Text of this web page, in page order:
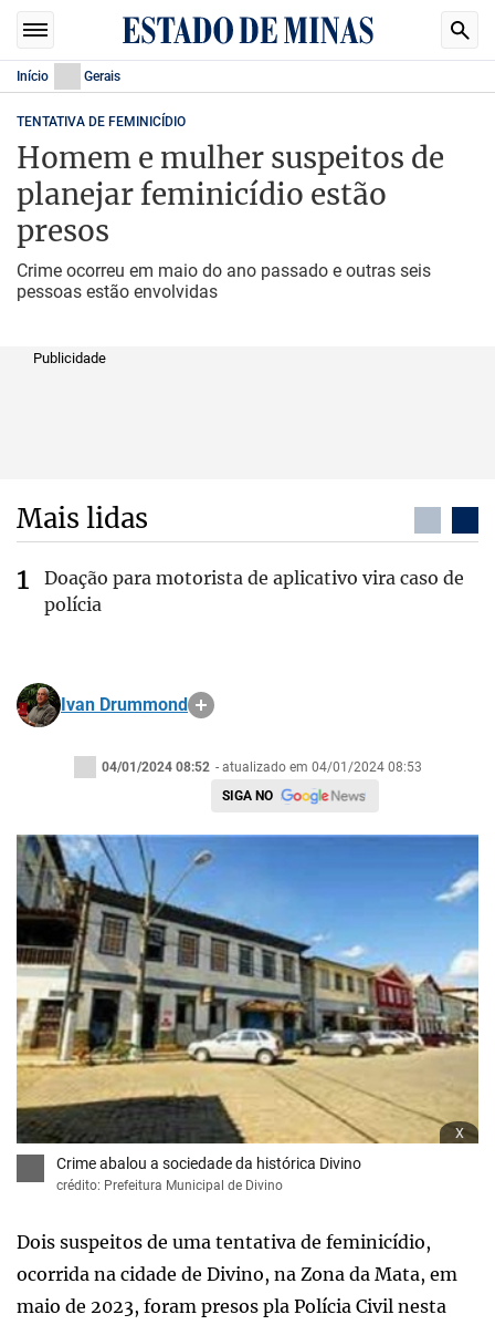
Início Gerais
TENTATIVA DE FEMINICÍDIO
Homem e mulher suspeitos de
planejar feminicídio estão
presos
Crime ocorreu em maio do ano passado e outras seis
pessoas estão envolvidas
Publicidade
Mais lidas
Doação para motorista de aplicativo vira caso de
polícia
Ivan Drummond
04/01/2024 08:52 - atualizado em 04/01/2024 08:53
SIGA NO
x
Crime abalou a sociedade da histórica Divino
crédito: Prefeitura Municipal de Divino
Dois suspeitos de uma tentativa de feminicídio,
ocorrida na cidade de Divino, na Zona da Mata, em
maio de 2023, foram presos pla Polícia Civil nesta